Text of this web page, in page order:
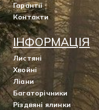
Гарантії
Контакти
ІНФОРМАЦІЯ
Листяні
Хвойні
Ліани
Багаторічники
Різдвяні ялинки